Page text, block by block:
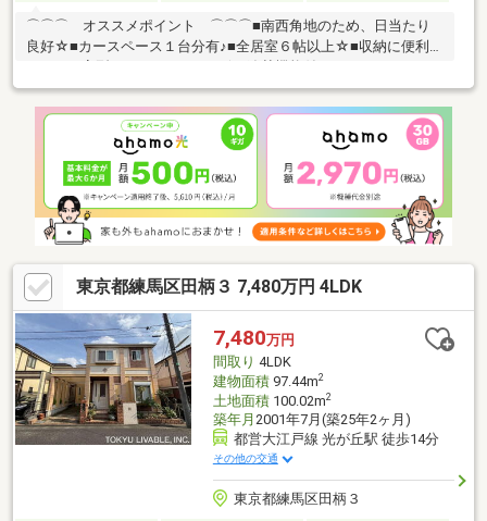
⌒⌒⌒ オススメポイント ⌒⌒⌒■南西角地のため、日当たり
良好☆■カースペース１台分有♪■全居室６帖以上☆■収納に便利な
都営大江戸線「光が丘」駅までバス乗車１０分 「土支田二丁
目」バス停まで徒歩３分☆■西武池袋線「石神井公園」駅までバ
ス乗車１８分 「土支田二丁目」バス停まで徒歩３分！＼ ご覧
頂きまして誠にありがとうございます ／練馬区・西東京市の不
動産購入や売却は、福屋不動産販売 石神井公園へお任せくださ
い。お問合せ・ご来店をスタッフ一同心よりお待ちしておりま
す。
東京都練馬区田柄３ 7,480万円 4LDK
7,480万円
間取り 4LDK
建物面積97.44m2
土地面積100.02m2
築年月 2001年7月(築25年2ヶ月)
都営大江戸線 光が丘駅 徒歩14分
その他の交通
東京都練馬区田柄３